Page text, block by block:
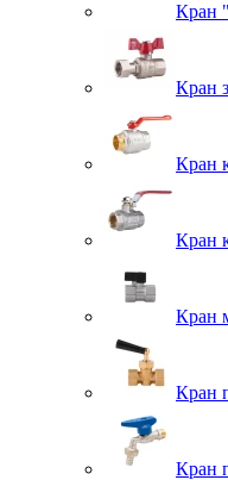
Кран
Кран
Кран
Кран
Кран
Кран
Кран